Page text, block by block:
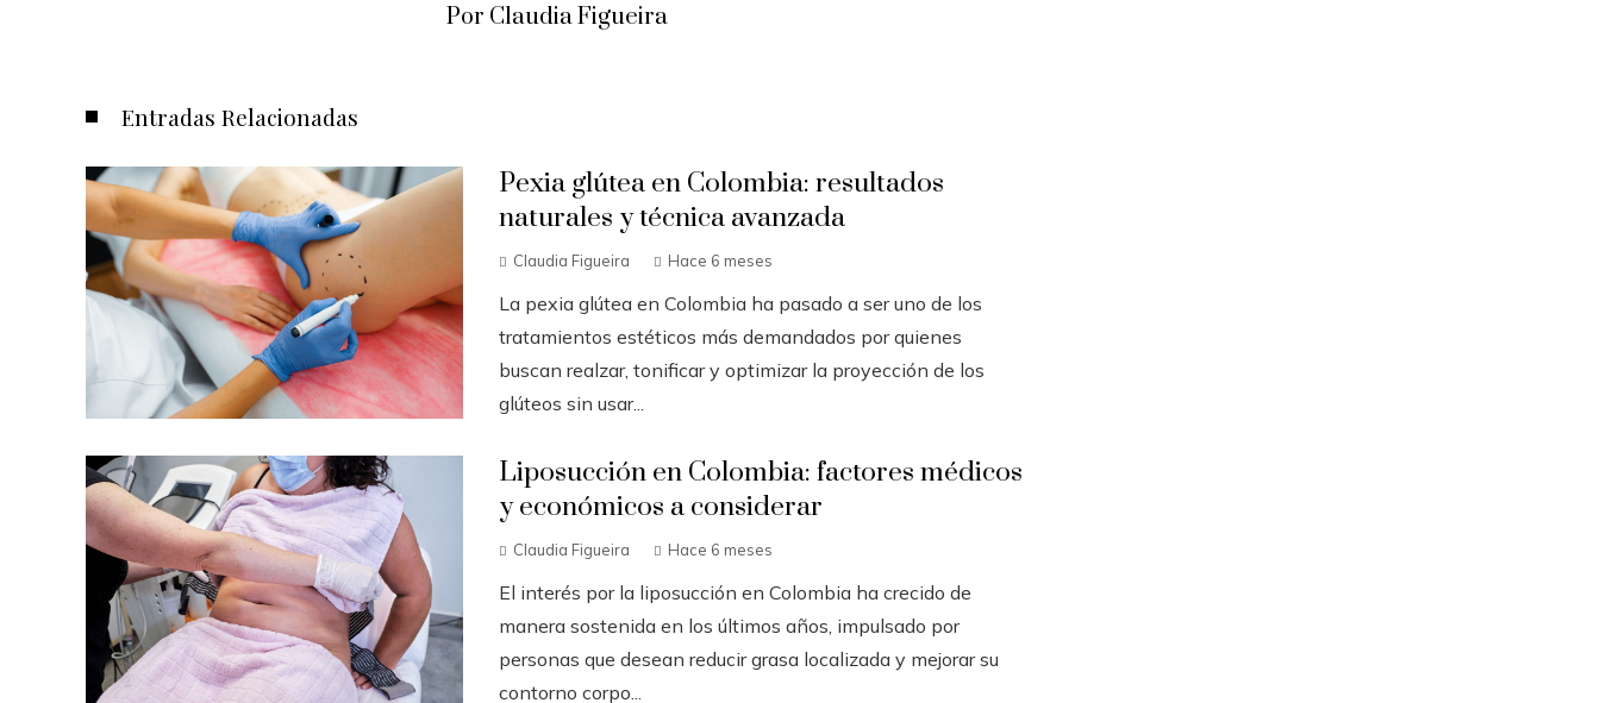
Por Claudia Figueira
Entradas Relacionadas
Pexia glútea en Colombia: resultados
naturales y técnica avanzada
Claudia Figueira Hace 6 meses
La pexia glútea en Colombia ha pasado a ser uno de los
tratamientos estéticos más demandados por quienes
buscan realzar, tonificar y optimizar la proyección de los
glúteos sin usar...
Liposucción en Colombia: factores médicos
y económicos a considerar
Claudia Figueira Hace 6 meses
El interés por la liposucción en Colombia ha crecido de
manera sostenida en los últimos años, impulsado por
personas que desean reducir grasa localizada y mejorar su
contorno corpo...